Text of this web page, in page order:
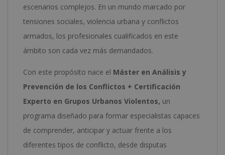
Autentificado
Notario
Europeo
escenarios complejos. En un mundo marcado por
tensiones sociales, violencia urbana y conflictos
armados, los profesionales cualificados en este
ámbito son cada vez más demandados.
Con este propósito nace el Máster en Análisis y
Prevención de los Conflictos + Certificación
Experto en Grupos Urbanos Violentos, un
programa diseñado para formar especialistas capaces
de comprender, anticipar y actuar frente a los
diferentes tipos de conflicto, desde disputas